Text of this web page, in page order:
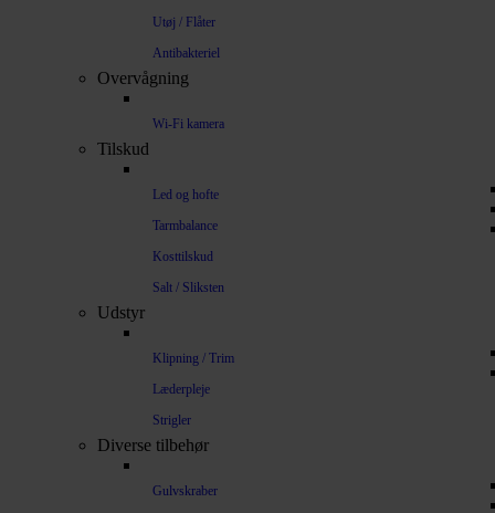
Utøj / Flåter
Antibakteriel
Overvågning
Wi-Fi kamera
Tilskud
Led og hofte
Tarmbalance
Kosttilskud
Salt / Sliksten
Udstyr
Klipning / Trim
Læderpleje
Strigler
Diverse tilbehør
Gulvskraber